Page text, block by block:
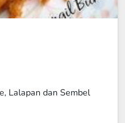
Lalapan dan Sembel